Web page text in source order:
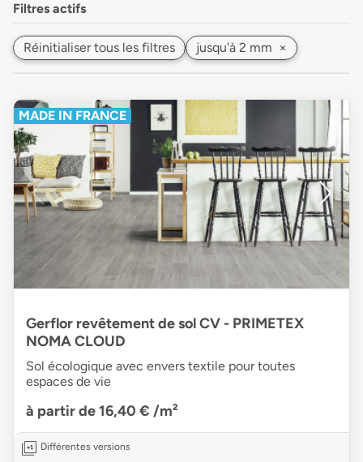
Filtres actifs
Réinitialiser tous les filtres jusqu'à 2 mm ×
MADE IN FRANCE
Gerflor revêtement de sol CV - PRIMETEX
NOMA CLOUD
Sol écologique avec envers textile pour toutes
espaces de vie
à partir de 16,40 € /m²
Différentes versions